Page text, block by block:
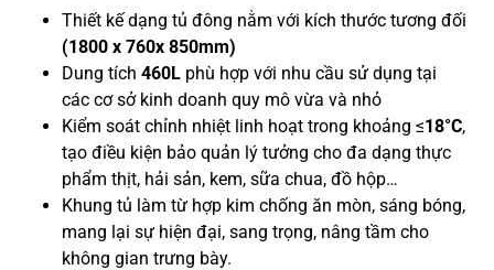
Thiết kế dạng tủ đông nằm với kích thước tương đối
(1800 x 760x 850mm)
Dung tích 460L phù hợp với nhu cầu sử dụng tại
các cơ sở kinh doanh quy mô vừa và nhỏ
Kiểm soát chỉnh nhiệt linh hoạt trong khoảng ≤18°C,
tạo điều kiện bảo quản lý tưởng cho đa dạng thực
phẩm thịt, hải sản, kem, sữa chua, đồ hộp…
Khung tủ làm từ hợp kim chống ăn mòn, sáng bóng,
mang lại sự hiện đại, sang trọng, nâng tầm cho
không gian trưng bày.